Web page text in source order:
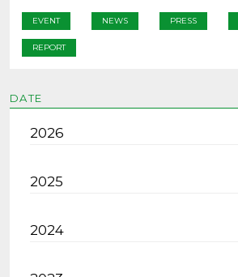
EVENT NEWS PRESS
REPORT
DATE
2026
2025
2024